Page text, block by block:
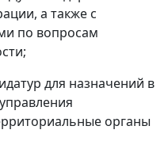
а также с
по вопросам
для назначений в
органы